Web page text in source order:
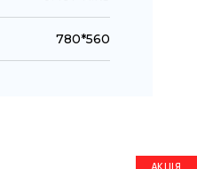
780*560
АКЦІЯ